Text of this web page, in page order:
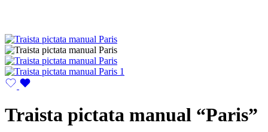
Traista pictata manual “Paris”